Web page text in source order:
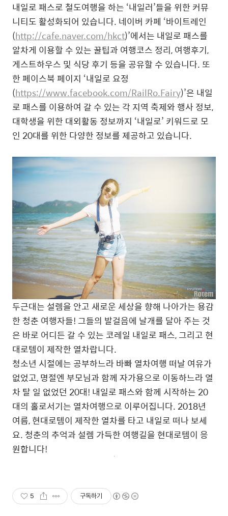
내일로 패스로 철도여행을 하는 ‘내일러’들을 위한 커뮤
니티도 활성화되어 있습니다. 네이버 카페 ‘바이트레인
(http://cafe.naver.com/hkct)’에서는 내일로 패스를
알차게 이용할 수 있는 꿀팁과 여행코스 정리, 여행후기,
게스트하우스 및 식당 후기 등을 공유할 수 있습니다. 또
한 페이스북 페이지 ‘내일로 요정
(https://www.facebook.com/RailRo.Fairy)’은 내일
로 패스를 이용하여 갈 수 있는 각 지역 축제와 행사 정보,
대학생을 위한 대외활동 정보까지 ‘내일로’ 키워드로 모
인 20대를 위한 다양한 정보를 제공하고 있습니다.
두근대는 설렘을 안고 새로운 세상을 향해 나아가는 용감
한 청춘 여행자들! 그들의 발걸음에 날개를 달아 주는 것
은 바로 어디든 갈 수 있는 코레일 내일로 패스, 그리고 현
대로템이 제작한 열차랍니다.
청소년 시절에는 공부하느라 바빠 열차여행 떠날 여유가
없었고, 명절엔 부모님과 함께 자가용으로 이동하느라 열
차 탈 일 없었던 20대! 내일로 패스와 함께 시작하는 20
대의 홀로서기는 열차여행으로 이루어집니다. 2018년
여름, 현대로템이 제작한 열차를 타고 내일로 떠나 보세
요. 청춘의 추억과 설렘 가득한 여행길을 현대로템이 응
원합니다!
5 구독하기